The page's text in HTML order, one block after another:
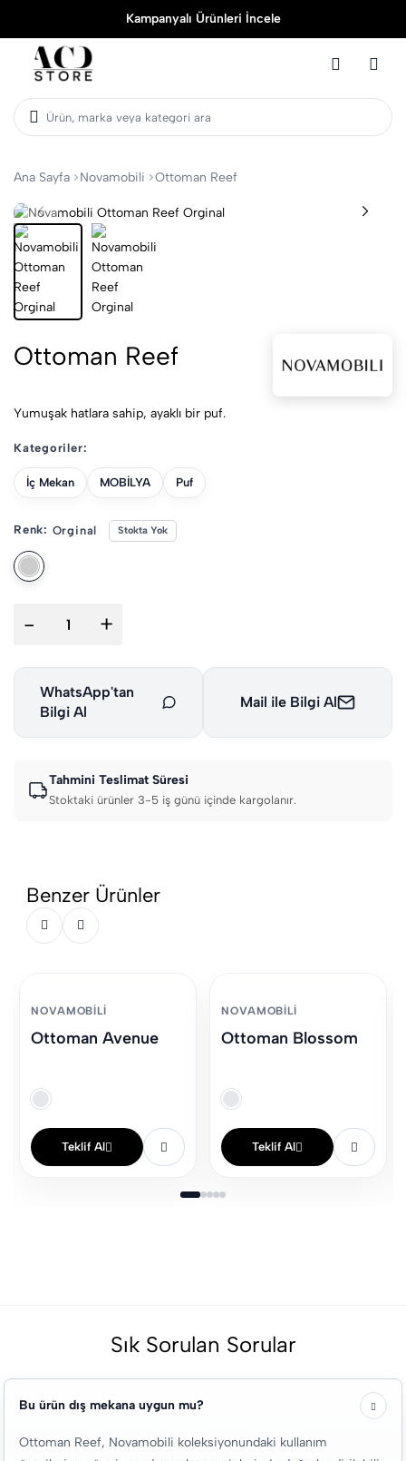
Kampanyalı Ürünleri İncele
Ürün, marka veya kategori ara
Ana Sayfa Novamobili Ottoman Reef
Ottoman Reef
Yumuşak hatlara sahip, ayaklı bir puf.
Kategoriler:
İç Mekan MOBİLYA Puf
Renk: Orginal Stokta Yok
- +
WhatsApp'tan
Bilgi Al
Mail ile Bilgi Al
Tahmini Teslimat Süresi
Stoktaki ürünler 3-5 iş günü içinde kargolanır.
Benzer Ürünler
NOVAMOBILI
Ottoman Avenue
Teklif Al
NOVAMOBILI
Ottoman Blossom
Teklif Al
Sık Sorulan Sorular
Bu ürün dış mekana uygun mu?
Ottoman Reef, Novamobili koleksiyonundaki kullanım